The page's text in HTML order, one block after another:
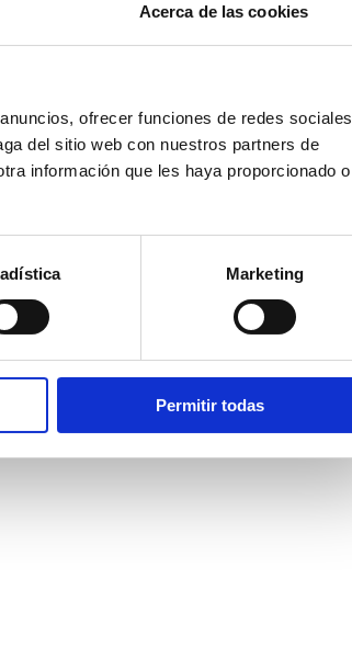
Acerca de las cookies
ofrecer funciones de redes sociales
del sitio web con nuestros partners de
información que les haya proporcionado o
Marketing
Permitir todas